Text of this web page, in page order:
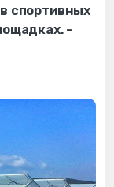
спортивных
-